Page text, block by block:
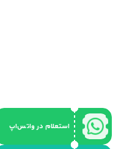
استعلام در واتس‌اپ